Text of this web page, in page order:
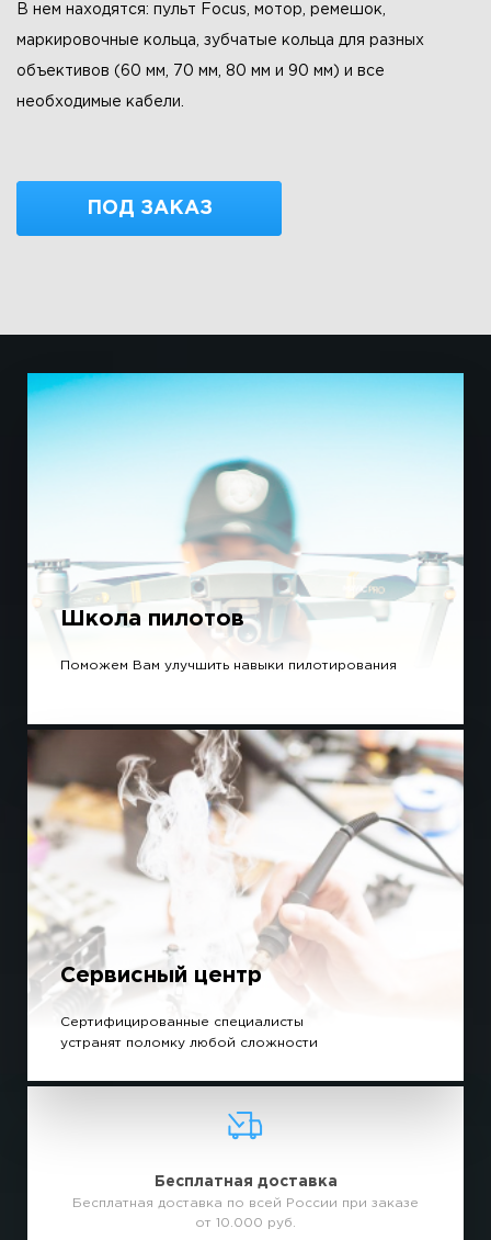
В нем находятся: пульт Focus, мотор, ремешок,
маркировочные кольца, зубчатые кольца для разных
объективов (60 мм, 70 мм, 80 мм и 90 мм) и все
необходимые кабели.
ПОД ЗАКАЗ
Школа пилотов
Поможем Вам улучшить навыки пилотирования
Сервисный центр
Сертифицированные специалисты
устранят поломку любой сложности
Бесплатная доставка
Бесплатная доставка по всей России при заказе
от 10.000 руб.